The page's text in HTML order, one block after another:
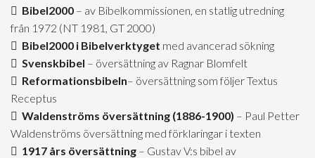
Bibel2000 – av Bibelkommissionen, en statlig utredning
från 1972 (NT 1981, GT 2000)
Bibel2000 i Bibelverktyget med avancerad sökning
Svenskbibel – översättning av Ragnar Blomfelt
Reformationsbibeln– översättning som följer Textus
Receptus
Waldenströms översättning (1886-1900) – Paul Petter
Waldenströms översättning med förklaringar i texten
1917 års översättning – Gustav V:s bibel av